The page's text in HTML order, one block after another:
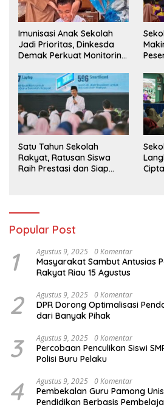
Imunisasi Anak Sekolah
Jadi Prioritas, Dinkesda
Demak Perkuat Monitoring
Satu Tahun Sekolah
Rakyat, Ratusan Siswa
Raih Prestasi dan Siap
Popular Post
1 Agustus 9, 2025 0 Komentar
Masyarakat Sambut Antusias
Rakyat Riau 15 Agustus
2 Agustus 9, 2025 0 Komentar
DPR Dorong Optimalisasi
dari Banyak Pihak
3 Agustus 9, 2025 0 Komentar
Percobaan Penculikan Siswi
Polisi Buru Pelaku
4 Agustus 9, 2025 0 Komentar
Pembekalan Guru Pamong
Pendidikan Berbasis